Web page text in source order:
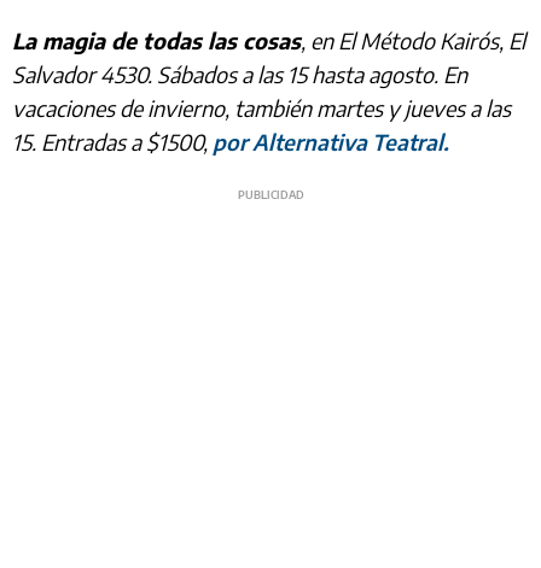
La magia de todas las cosas, en El Método Kairós, El
Salvador 4530. Sábados a las 15 hasta agosto. En
vacaciones de invierno, también martes y jueves a las
15. Entradas a $1500, por Alternativa Teatral.